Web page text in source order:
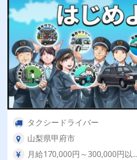
タクシードライバー
山梨県甲府市
月給170,000円～300,000円以...